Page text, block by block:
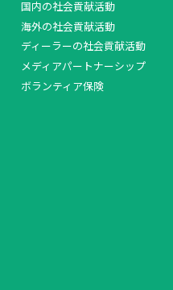
国内の社会貢献活動
海外の社会貢献活動
ディーラーの社会貢献活動
メディアパートナーシップ
ボランティア保険